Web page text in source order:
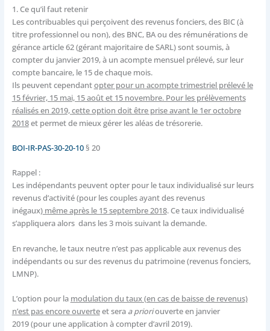
1.Ce qu’il faut retenir
Les contribuables qui perçoivent des revenus fonciers, des BIC (à
titre professionnel ou non), des BNC, BA ou des rémunérations de
gérance article 62 (gérant majoritaire de SARL) sont soumis, à
compter du janvier 2019, à un acompte mensuel prélevé, sur leur
compte bancaire, le 15 de chaque mois.
Ils peuvent cependantopter pour un acompte trimestriel prélevé le
15 février, 15 mai, 15 août et 15 novembre. Pour les prélèvements
réalisés en 2019, cette option doit être prise avant le 1er octobre
2018et permet de mieux gérer les aléas de trésorerie.
BOI-IR-PAS-30-20-10 § 20
Rappel :
Les indépendants peuvent opter pour le taux individualisé sur leurs
revenus d’activité (pour les couples ayant des revenus
inégaux)même après le 15 septembre 2018. Ce taux individualisé
s’appliquera alors dans les 3 mois suivant la demande.
En revanche, le taux neutre n’est pas applicable aux revenus des
indépendants ou sur des revenus du patrimoine (revenus fonciers,
LMNP).
L’option pour la modulation du taux (en cas de baisse de revenus)
n’est pas encore ouverteet sera a prioriouverte en janvier
2019 (pour une application à compter d’avril 2019).